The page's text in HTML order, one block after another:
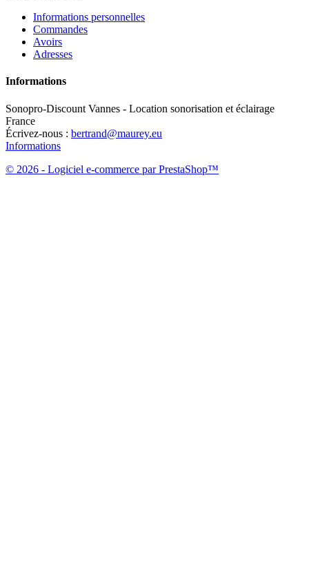
Informations personnelles
Commandes
Avoirs
Adresses
Informations
Sonopro-Discount Vannes - Location sonorisation et éclairage
France
Écrivez-nous : bertrand@maurey.eu
Informations
© 2026 - Logiciel e-commerce par PrestaShop™